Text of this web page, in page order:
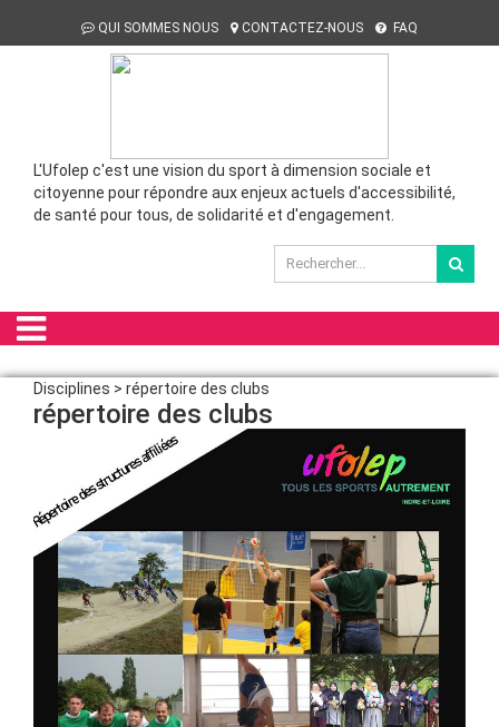
QUI SOMMES NOUS CONTACTEZ-NOUS FAQ
L'Ufolep c'est une vision du sport à dimension sociale et
citoyenne pour répondre aux enjeux actuels d'accessibilité,
de santé pour tous, de solidarité et d'engagement.
Disciplines > répertoire des clubs
répertoire des clubs